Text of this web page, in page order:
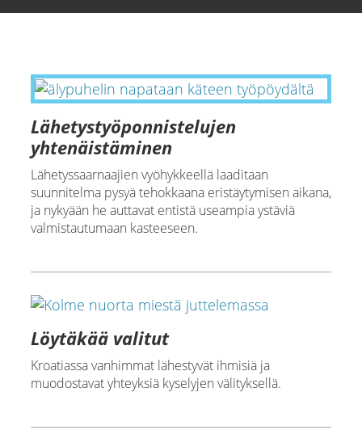
Lähetystyöponnistelujen
yhtenäistäminen
Lähetyssaarnaajien vyöhykkeellä laaditaan
suunnitelma pysyä tehokkaana eristäytymisen aikana,
ja nykyään he auttavat entistä useampia ystäviä
valmistautumaan kasteeseen.
Löytäkää valitut
Kroatiassa vanhimmat lähestyvät ihmisiä ja
muodostavat yhteyksiä kyselyjen välityksellä.